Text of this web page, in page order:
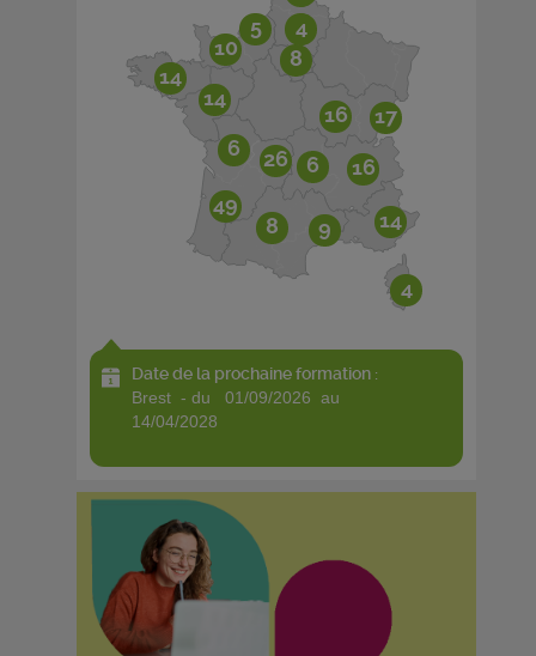
49
6
10
16
14
4
17
5
8
9
26
8
14
4
6
14
16
Date de la prochaine formation :
brest - du 01/09/2026 au
14/04/2028